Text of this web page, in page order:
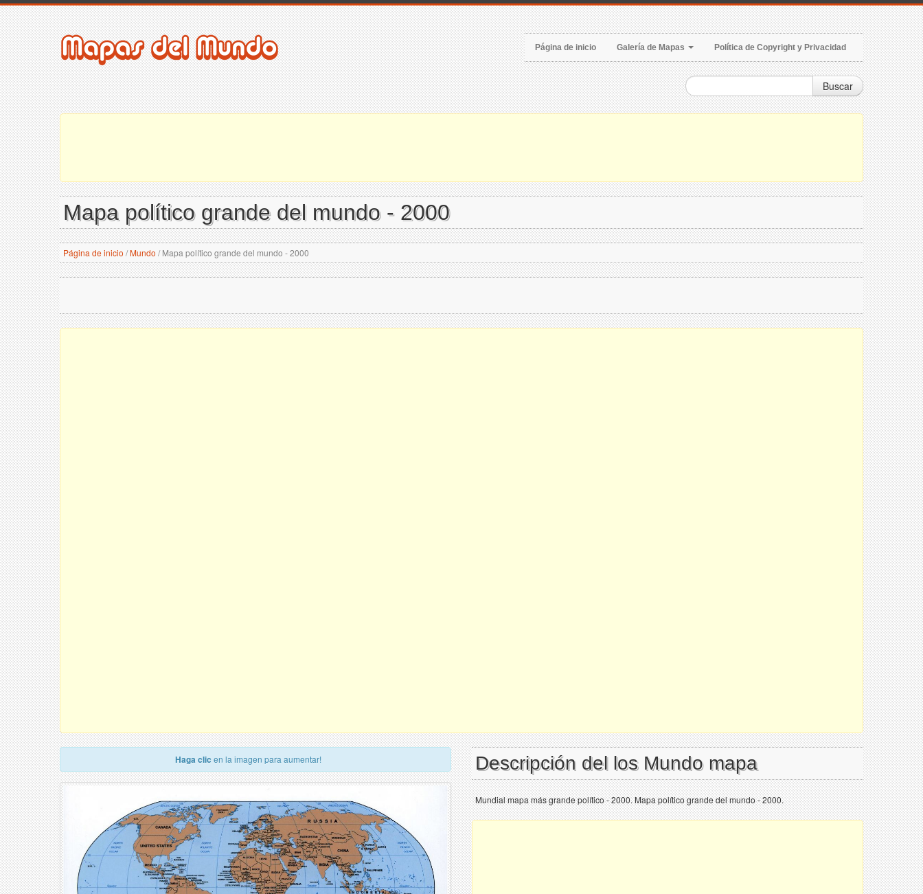
Página de inicio Galería de Mapas Política de Copyright y Privacidad
Buscar
Mapa político grande del mundo - 2000
Página de inicio /Mundo /Mapa político grande del mundo - 2000
Haga clic en la imagen para aumentar! Descripción del los Mundo mapa
Mundial mapa más grande político - 2000. Mapa político grande del mundo - 2000.